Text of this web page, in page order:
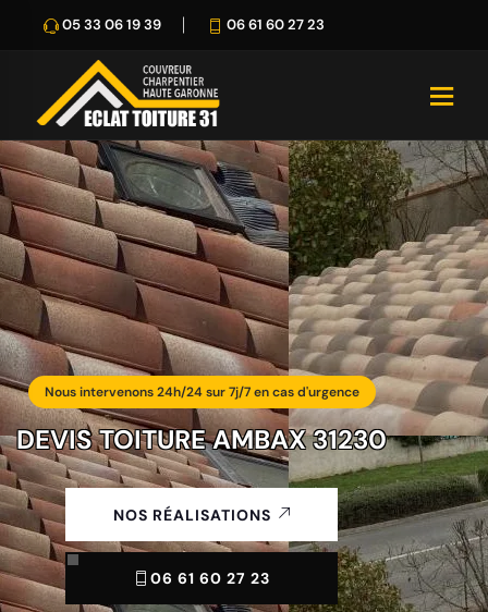
05 33 06 19 39 06 61 60 27 23
Nous intervenons 24h/24 sur 7j/7 en cas d'urgence
DEVIS TOITURE AMBAX 31230
NOS RÉALISATIONS
06 61 60 27 23